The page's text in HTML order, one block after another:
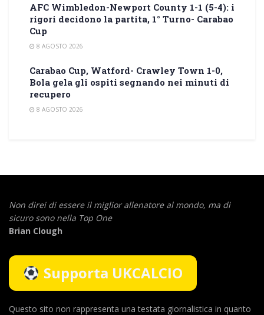
AFC Wimbledon-Newport County 1-1 (5-4): i
rigori decidono la partita, 1° Turno- Carabao
Cup
8 AGOSTO 2026
Carabao Cup, Watford- Crawley Town 1-0,
Bola gela gli ospiti segnando nei minuti di
recupero
8 AGOSTO 2026
Non direi di essere il miglior allenatore al mondo, ma di
sicuro sono nella Top One
Brian Clough
Supporta UKCALCIO
Questo sito non rappresenta una testata giornalistica in quanto